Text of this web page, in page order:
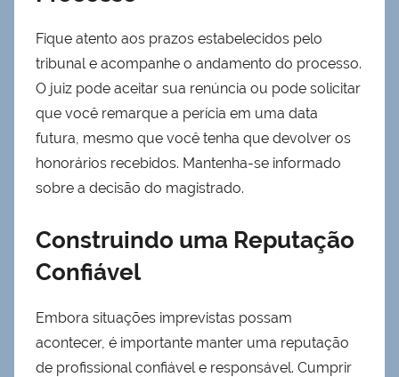
Fique atento aos prazos estabelecidos pelo
tribunal e acompanhe o andamento do processo.
O juiz pode aceitar sua renúncia ou pode solicitar
que você remarque a perícia em uma data
futura, mesmo que você tenha que devolver os
honorários recebidos. Mantenha-se informado
sobre a decisão do magistrado.
Construindo uma Reputação
Confiável
Embora situações imprevistas possam
acontecer, é importante manter uma reputação
de profissional confiável e responsável. Cumprir